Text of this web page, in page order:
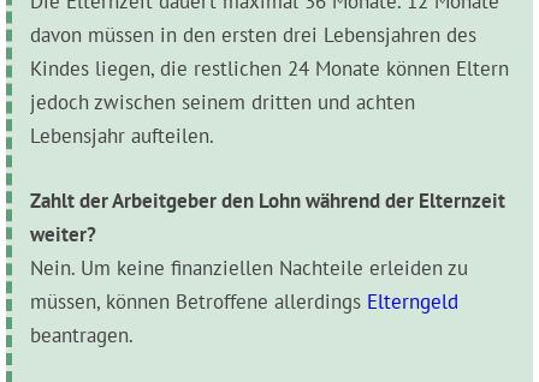
davon müssen in den ersten drei Lebensjahren des
Kindes liegen, die restlichen 24 Monate können Eltern
jedoch zwischen seinem dritten und achten
Lebensjahr aufteilen.
Zahlt der Arbeitgeber den Lohn während der Elternzeit
weiter?
Nein. Um keine finanziellen Nachteile erleiden zu
müssen, können Betroffene allerdings Elterngeld
beantragen.